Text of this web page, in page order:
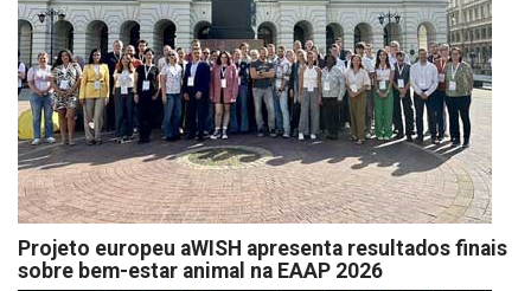
Projeto europeu aWISH apresenta resultados finais
sobre bem-estar animal na EAAP 2026